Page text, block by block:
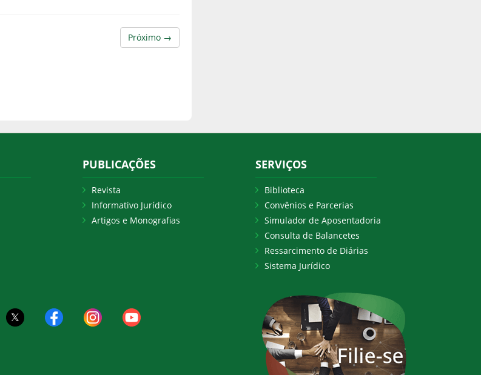
Próximo →
PUBLICAÇÕES
Revista
Informativo Jurídico
Artigos e Monografias
SERVIÇOS
Biblioteca
Convênios e Parcerias
Simulador de Aposentadoria
Consulta de Balancetes
Ressarcimento de Diárias
Sistema Jurídico